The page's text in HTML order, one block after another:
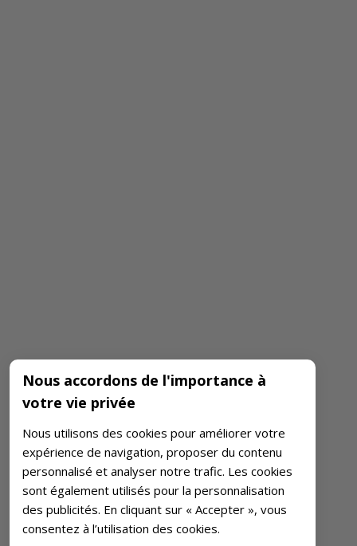
Nous accordons de l'importance à
votre vie privée
Nous utilisons des cookies pour améliorer votre
expérience de navigation, proposer du contenu
personnalisé et analyser notre trafic. Les cookies
sont également utilisés pour la personnalisation
des publicités. En cliquant sur « Accepter », vous
consentez à l’utilisation des cookies.